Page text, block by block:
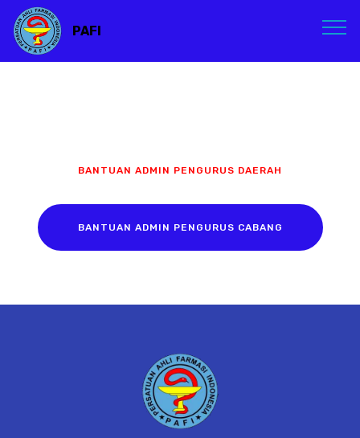
PAFI
BANTUAN ADMIN PENGURUS DAERAH
BANTUAN ADMIN PENGURUS CABANG